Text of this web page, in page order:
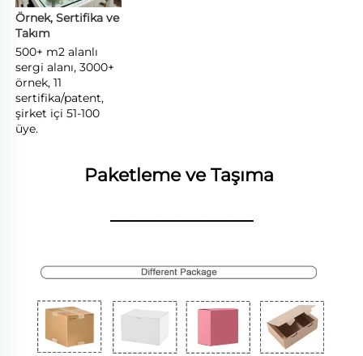
Örnek, Sertifika ve
Takım
500+ m2 alanlı
sergi alanı, 3000+
örnek, 11
sertifika/patent,
şirket içi 51-100
üye.
Paketleme ve Taşıma
________________